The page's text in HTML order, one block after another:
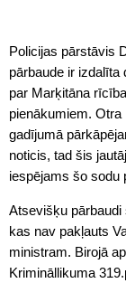
Policijas pārstāvis
pārbaude ir izdalīta
par Marķitāna
pienākumiem.
gadījumā
noticis, tad šis
iespējams šo sodu
Atsevišķu
kas nav pakļauts
ministram. Birojā
Krimināllikuma